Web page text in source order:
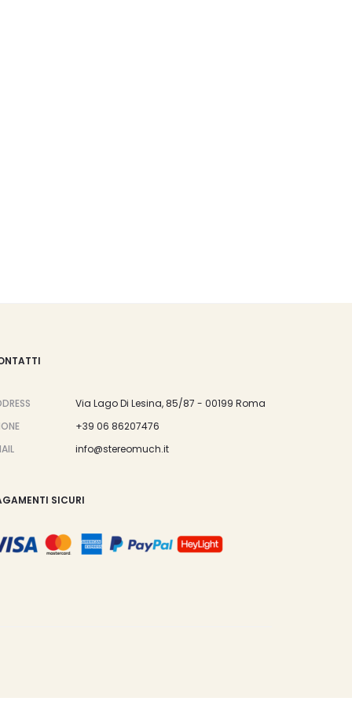
Via Lago Di Lesina, 85/87 - 00199 Roma
+39 06 86207476
info@stereomuch.it
SICURI